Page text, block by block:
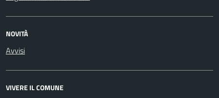
NOVITÀ
Avvisi
VIVERE IL COMUNE